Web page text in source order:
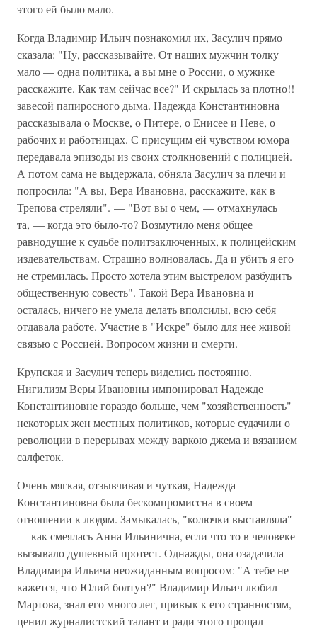
этого ей было мало.
Когда Владимир Ильич познакомил их, Засулич прямо
сказала: "Ну, рассказывайте. От наших мужчин толку
мало — одна политика, а вы мне о России, о мужике
расскажите. Как там сейчас все?" И скрылась за плотно!!
завесой папиросного дыма. Надежда Константиновна
рассказывала о Москве, о Питере, о Енисее и Неве, о
рабочих и работницах. С присущим ей чувством юмора
передавала эпизоды из своих столкновений с полицией.
А потом сама не выдержала, обняла Засулич за плечи и
попросила: "А вы, Вера Ивановна, расскажите, как в
Трепова стреляли". — "Вот вы о чем, — отмахнулась
та, — когда это было-то? Возмутило меня общее
равнодушие к судьбе политзаключенных, к полицейским
издевательствам. Страшно волновалась. Да и убить я его
не стремилась. Просто хотела этим выстрелом разбудить
общественную совесть". Такой Вера Ивановна и
осталась, ничего не умела делать вполсилы, всю себя
отдавала работе. Участие в "Искре" было для нее живой
связью с Россией. Вопросом жизни и смерти.
Крупская и Засулич теперь виделись постоянно.
Нигилизм Веры Ивановны импонировал Надежде
Константиновне гораздо больше, чем "хозяйственность"
некоторых жен местных политиков, которые судачили о
революции в перерывах между варкою джема и вязанием
салфеток.
Очень мягкая, отзывчивая и чуткая, Надежда
Константиновна была бескомпромиссна в своем
отношении к людям. Замыкалась, "колючки выставляла"
— как смеялась Анна Ильинична, если что-то в человеке
вызывало душевный протест. Однажды, она озадачила
Владимира Ильича неожиданным вопросом: "А тебе не
кажется, что Юлий болтун?" Владимир Ильич любил
Мартова, знал его много лег, привык к его странностям,
ценил журналистский талант и ради этого прощал